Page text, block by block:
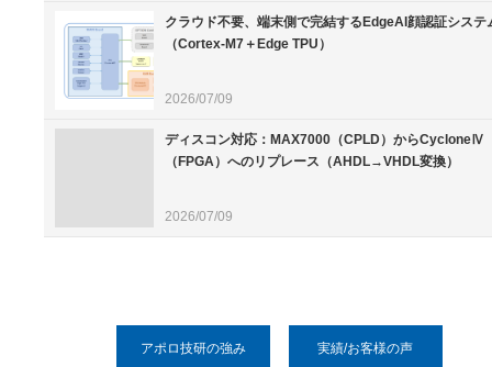
クラウド不要、端末側で完結するEdgeAI顔認証システ
（Cortex-M7＋Edge TPU）
2026/07/09
ディスコン対応：MAX7000（CPLD）からCycloneⅣ
（FPGA）へのリプレース（AHDL→VHDL変換）
2026/07/09
アポロ技研の強み 実績/お客様の声